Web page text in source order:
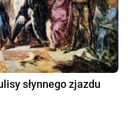
słynnego zjazdu